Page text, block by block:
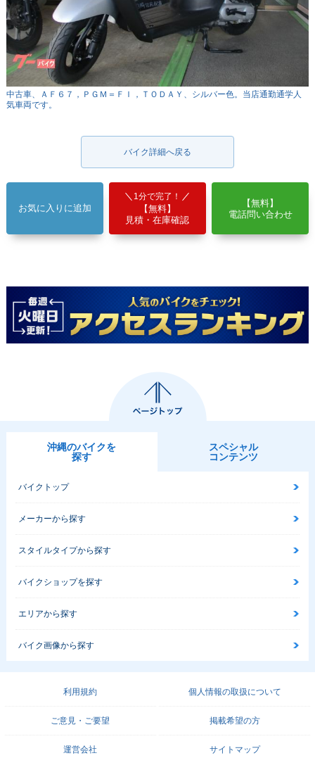
中古車、ＡＦ６７，ＰＧＭ＝ＦＩ，ＴＯＤＡＹ、シルバー色。当店通勤通学人
気車両です。
バイク詳細へ戻る
お気に入りに追加
1分で完了！
【無料】
見積・在庫確認
【無料】
電話問い合わせ
沖縄のバイクを
探す
スペシャル
コンテンツ
バイクトップ
メーカーから探す
スタイルタイプから探す
バイクショップを探す
エリアから探す
バイク画像から探す
利用規約 個人情報の取扱について
ご意見・ご要望 掲載希望の方
運営会社 サイトマップ